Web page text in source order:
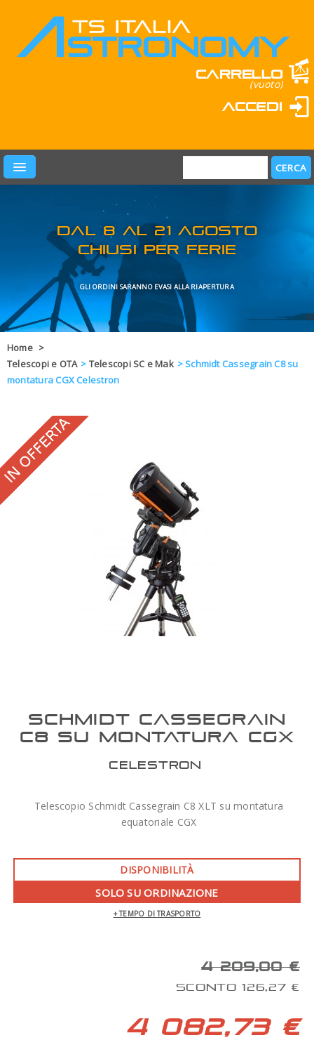
Carrello
(vuoto)
Accedi
PRODOTTI
LEARN & FUN
MARCHI
OFFERTE
BLOG
ENTI E PA
CONTATTI
DAL 8 AL 21
GLI ORDINI SARANNO EVASI
Home >
Telescopi e OTA > Telescopi SC e Mak >Schmidt Cassegrain C8 su
montatura CGX Celestron
SCHMIDT CASSEGRAIN
C8 SU MONTATURA CGX
CELESTRON
Telescopio Schmidt Cassegrain C8 XLT su montatura
equatoriale CGX
DISPONIBILITÀ
SOLO SU ORDINAZIONE
+ TEMPO DI TRASPORTO
4 209,00 €
SCONTO 126,27 €
4 082,73 €